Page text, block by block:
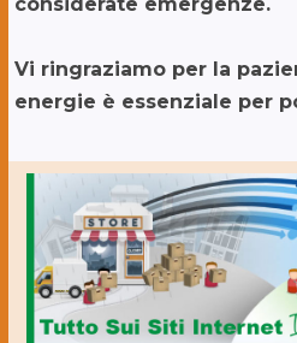
Vi ringraziamo per la
energie è essenziale per